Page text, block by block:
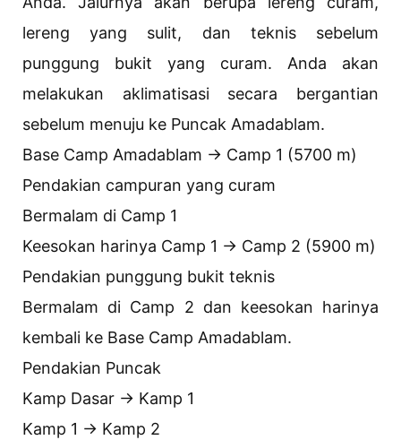
lereng yang sulit, dan teknis sebelum
punggung bukit yang curam. Anda akan
melakukan aklimatisasi secara bergantian
sebelum menuju ke Puncak Amadablam.
Base Camp Amadablam → Camp 1 (5700 m)
Pendakian campuran yang curam
Bermalam di Camp 1
Keesokan harinya Camp 1 → Camp 2 (5900 m)
Pendakian punggung bukit teknis
Bermalam di Camp 2 dan keesokan harinya
kembali ke Base Camp Amadablam.
Pendakian Puncak
Kamp Dasar → Kamp 1
Kamp 1 → Kamp 2